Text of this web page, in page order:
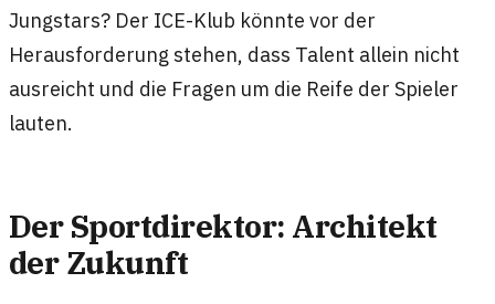
Jungstars? Der ICE-Klub könnte vor der
Herausforderung stehen, dass Talent allein nicht
ausreicht und die Fragen um die Reife der Spieler
lauten.
Der Sportdirektor: Architekt
der Zukunft